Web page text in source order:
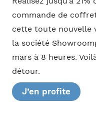
commande de
cette toute nouvelle
la société
mars à 8 heures.
détour.
J’en profite